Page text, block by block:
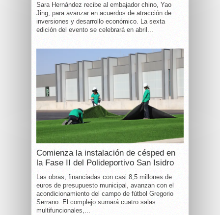
Sara Hernández recibe al embajador chino, Yao
Jing, para avanzar en acuerdos de atracción de
inversiones y desarrollo económico. La sexta
edición del evento se celebrará en abril...
Comienza la instalación de césped en
la Fase II del Polideportivo San Isidro
Las obras, financiadas con casi 8,5 millones de
euros de presupuesto municipal, avanzan con el
acondicionamiento del campo de fútbol Gregorio
Serrano. El complejo sumará cuatro salas
multifuncionales,...